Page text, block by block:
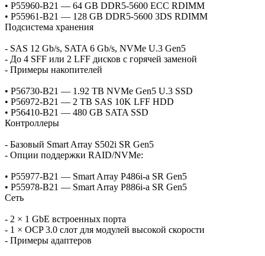
• P55960‑B21 — 64 GB DDR5‑5600 ECC RDIMM
• P55961‑B21 — 128 GB DDR5‑5600 3DS RDIMM
Подсистема хранения
- SAS 12 Gb/s, SATA 6 Gb/s, NVMe U.3 Gen5
- До 4 SFF или 2 LFF дисков с горячей заменой
- Примеры накопителей
• P56730‑B21 — 1.92 TB NVMe Gen5 U.3 SSD
• P56972‑B21 — 2 TB SAS 10K LFF HDD
• P56410‑B21 — 480 GB SATA SSD
Контроллеры
- Базовый Smart Array S502i SR Gen5
- Опции поддержки RAID/NVMe:
• P55977‑B21 — Smart Array P486i‑a SR Gen5
• P55978‑B21 — Smart Array P886i‑a SR Gen5
Сеть
- 2 × 1 GbE встроенных порта
- 1 × OCP 3.0 слот для модулей высокой скорости
- Примеры адаптеров